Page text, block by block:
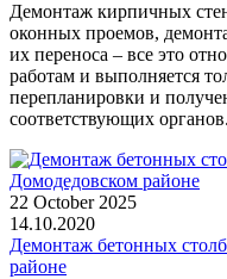
Демонтаж кирпичных
оконных проемов,
их переноса – все это
работам и выполняется
перепланировки и
соответствующих органов.
22 October 2025
14.10.2020
Демонтаж бетонных
районе